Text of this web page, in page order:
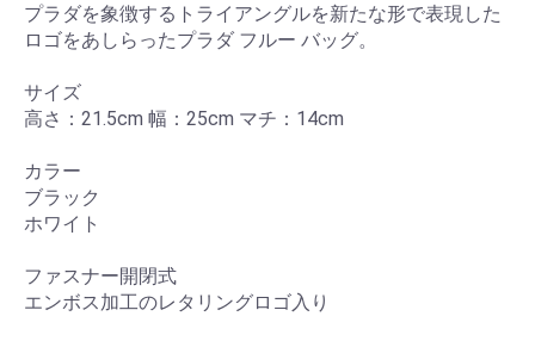
プラダを象徴するトライアングルを新たな形で表現した
ロゴをあしらったプラダ フルー バッグ。
サイズ
高さ：21.5cm 幅：25cm マチ：14cm
カラー
ブラック
ホワイト
ファスナー開閉式
エンボス加工のレタリングロゴ入り